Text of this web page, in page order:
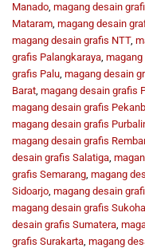
Manado, magang desain
Mataram, magang desain
magang desain grafis NTT,
grafis Palangkaraya, magang
grafis Palu, magang desain
Barat, magang desain grafis
magang desain grafis
magang desain grafis
magang desain grafis
desain grafis Salatiga,
grafis Semarang, magang
Sidoarjo, magang desain
magang desain grafis
desain grafis Sumatera,
grafis Surakarta, magang